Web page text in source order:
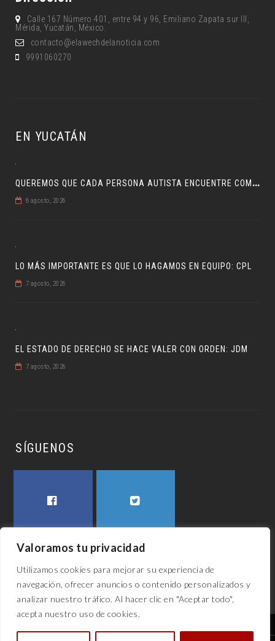
Valoramos tu privacidad
Utilizamos cookies para mejorar su experiencia de
navegación, ofrecer anuncios o contenido personalizados y
analizar nuestro tráfico. Al hacer clic en "Aceptar todo",
acepta nuestro uso de cookies.
Calle 167 Número 401, entre 94 y 96, Emiliano Zapata sur lll,
Mérida, Yucatán, México.
contacto@elawechdelanoticia.com
9991060270
EN YUCATÁN
Q
UEREMOS QUE CADA PERSONA AUTISTA ENCUENTRE COMPRENSIÓN: JDM
8 agosto, 2026
LO MÁS IMPORTANTE ES QUE LO HAGAMOS EN EQUIPO: CPL
7 agosto, 2026
EL ESTADO DE DERECHO SE HACE VALER CON ORDEN: JDM
7 agosto, 2026
SÍGUENOS